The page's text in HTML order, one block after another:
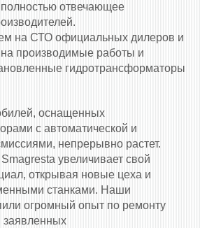
полностью отвечающее
на СТО официальных дилеров и
производимые работы и
гидротрансформаторы
оснащенных
c автоматической и
непрерывно растет.
увеличивает свой
открывая новые цеха и
станками. Наши
огромный опыт по ремонту
заявленных